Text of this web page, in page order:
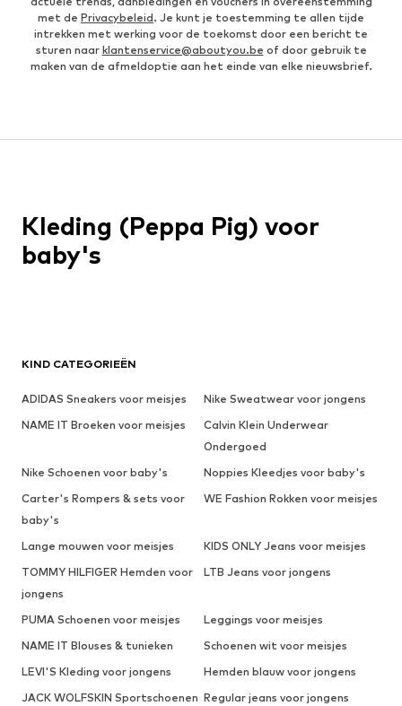
met de Privacybeleid. Je kunt je toestemming te allen tijde
intrekken met werking voor de toekomst door een bericht te
sturen naar klantenservice@aboutyou.be of door gebruik te
maken van de afmeldoptie aan het einde van elke nieuwsbrief.
KIND CATEGORIEËN
ADIDAS Sneakers voor meisjes
Nike Sweatwear voor jongens
NAME IT Broeken voor meisjes
Calvin Klein Underwear
Ondergoed
Nike Schoenen voor baby's
Noppies Kleedjes voor baby's
Carter's Rompers & sets voor
baby's
WE Fashion Rokken voor meisjes
Lange mouwen voor meisjes
KIDS ONLY Jeans voor meisjes
TOMMY HILFIGER Hemden voor
jongens
LTB Jeans voor jongens
PUMA Schoenen voor meisjes
Leggings voor meisjes
NAME IT Blouses & tunieken
Schoenen wit voor meisjes
LEVI'S Kleding voor jongens
Hemden blauw voor jongens
JACK WOLFSKIN Sportschoenen Regular jeans voor jongens
Kleding (Peppa Pig) voor
baby's